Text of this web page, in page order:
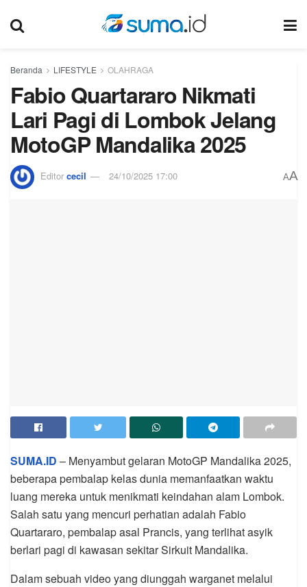
Beranda LIFESTYLE OLAHRAGA
Fabio Quartararo Nikmati
Lari Pagi di Lombok Jelang
MotoGP Mandalika 2025
Editor cecil 24/10/2025 17:00 AA
SUMA.ID – Menyambut gelaran MotoGP Mandalika 2025,
beberapa pembalap kelas dunia memanfaatkan waktu
luang mereka untuk menikmati keindahan alam Lombok.
Salah satu yang mencuri perhatian adalah Fabio
Quartararo, pembalap asal Prancis, yang terlihat asyik
berlari pagi di kawasan sekitar Sirkuit Mandalika.
Dalam sebuah video yang diunggah warganet melalui